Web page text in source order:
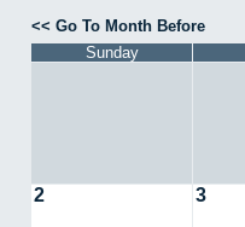
<< Go To Month Before
Sunday
2 3